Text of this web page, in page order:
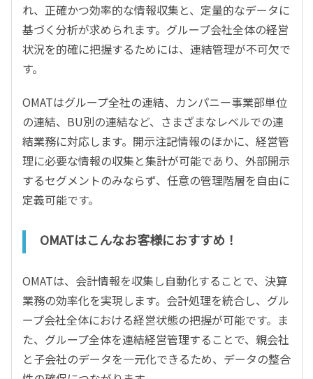
れ、正確かつ効率的な情報収集と、定量的なデータに
基づく分析が求められます。グループ会社全体の経営
状況を的確に把握するためには、連結管理が不可欠で
す。
OMATはグループ全社の連結、カンパニー事業部単位
の連結、BU別の連結など、さまざまなレベルでの連
結業務に対応します。開示注記情報のほかに、経営管
理に必要な情報の収集と集計が可能であり、外部開示
するセグメントのみならず、任意の管理階層を自由に
定義可能です。
OMATはこんなお客様におすすめ！
OMATは、会計情報を収集し自動化することで、決算
業務の効率化を実現します。会計処理を統合し、グル
ープ会社全体における経営状態の把握が可能です。ま
た、グループ全体を連結経営管理することで、親会社
と子会社のデータを一元化できるため、データの整合